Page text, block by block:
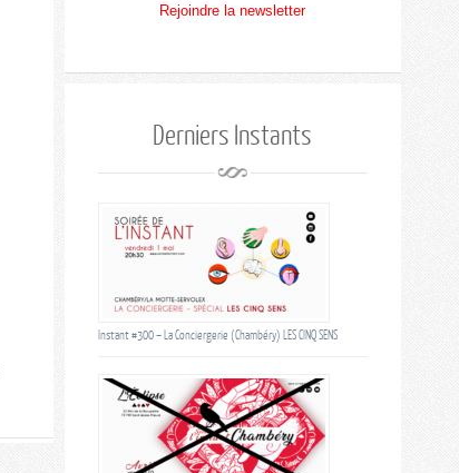
Rejoindre la newsletter
Derniers Instants
Instant #300 – La Conciergerie (Chambéry) LES CINQ SENS